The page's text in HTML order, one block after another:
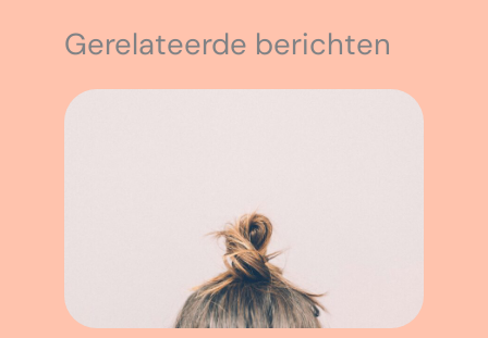
Gerelateerde berichten